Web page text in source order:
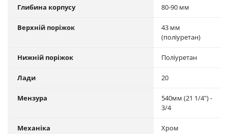
Глибина корпусу 80-90 мм
Верхній поріжок
43 мм
(поліуретан)
Нижній поріжок Поліуретан
Лади 20
Мензура
540мм (21 1/4") -
3/4
Механіка Хром